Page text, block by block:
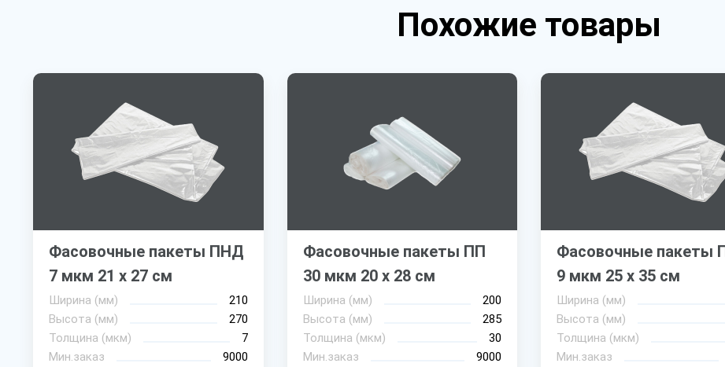
Похожие товары
Фасовочные пакеты ПНД
7 мкм 21 х 27 см
Ширина (мм)
210
Высота (мм)
270
Толщина (мкм)
7
Мин.заказ
9000
Фасовочные пакеты ПП
30 мкм 20 х 28 см
Ширина (мм)
200
Высота (мм)
285
Толщина (мкм)
30
Мин.заказ
9000
Фасовочные пакеты
9 мкм 25 х 35 см
Ширина (мм)
Высота (мм)
Толщина (мкм)
Мин.заказ